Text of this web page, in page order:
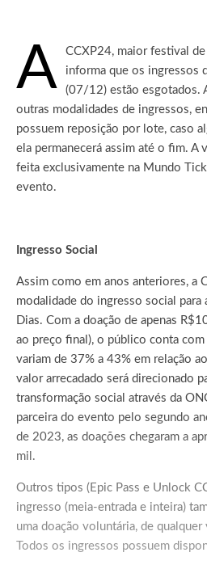
A
CCXP24, maior festival
informa que os ingressos
(07/12) estão esgotados.
outras modalidades de ingressos,
possuem reposição por lote, caso
ela permanecerá assim até o fim. A
feita exclusivamente na Mundo
evento.
Ingresso Social
Assim como em anos anteriores, a
modalidade do ingresso social para
Dias. Com a doação de apenas
ao preço final), o público conta
variam de 37% a 43% em relação
valor arrecadado será direcionado
transformação social através da
parceira do evento pelo segundo
de 2023, as doações chegaram a
mil.
Outros tipos (Epic Pass e Unlock
ingresso (meia-entrada e inteira)
uma doação voluntária, de
Todos os ingressos possuem